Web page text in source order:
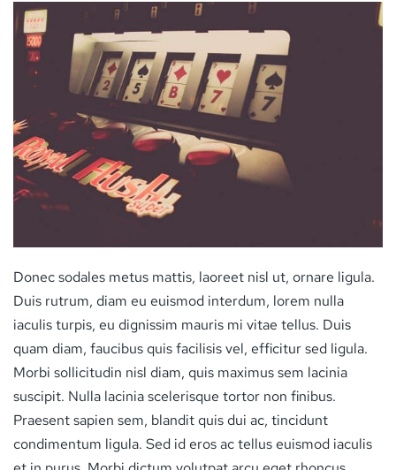
Donec sodales metus mattis, laoreet nisl ut, ornare ligula.
Duis rutrum, diam eu euismod interdum, lorem nulla
iaculis turpis, eu dignissim mauris mi vitae tellus. Duis
quam diam, faucibus quis facilisis vel, efficitur sed ligula.
Morbi sollicitudin nisl diam, quis maximus sem lacinia
suscipit. Nulla lacinia scelerisque tortor non finibus.
Praesent sapien sem, blandit quis dui ac, tincidunt
condimentum ligula. Sed id eros ac tellus euismod iaculis